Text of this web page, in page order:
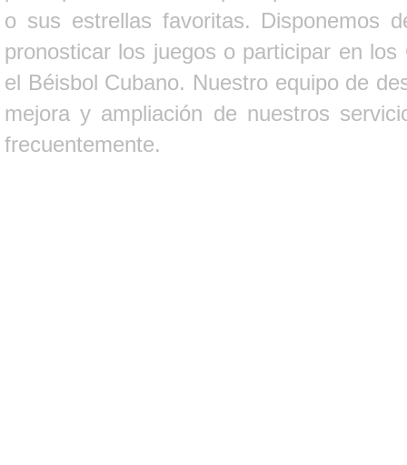
o sus estrellas favoritas. Disponemos
pronosticar los juegos o participar en
el Béisbol Cubano. Nuestro equipo de
mejora y ampliación de nuestros
frecuentemente.